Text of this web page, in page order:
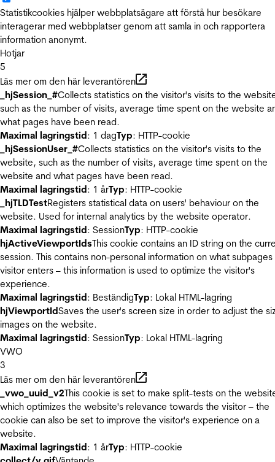
Statistikcookies hjälper webbplatsägare att förstå hur besökare
interagerar med webbplatser genom att samla in och rapportera
information anonymt.
Hotjar
5
Läs mer om den här leverantören
_hjSession_#Collects statistics on the visitor's visits to the
such as the number of visits, average time spent on the website
what pages have been read.
Maximal lagringstid: 1 dagTyp: HTTP-cookie
_hjSessionUser_#Collects statistics on the visitor's visits to the
website, such as the number of visits, average time spent on the
website and what pages have been read.
Maximal lagringstid: 1 årTyp: HTTP-cookie
_hjTLDTestRegisters statistical data on users' behaviour on the
website. Used for internal analytics by the website operator.
Maximal lagringstid: SessionTyp: HTTP-cookie
hjActiveViewportIdsThis cookie contains an ID string on the
session. This contains non-personal information on what
visitor enters – this information is used to optimize the visitor's
experience.
Maximal lagringstid: BeständigTyp: Lokal HTML-lagring
hjViewportIdSaves the user's screen size in order to adjust the
images on the website.
Maximal lagringstid: SessionTyp: Lokal HTML-lagring
VWO
3
Läs mer om den här leverantören
_vwo_uuid_v2This cookie is set to make split-tests on the
which optimizes the website's relevance towards the visitor – the
cookie can also be set to improve the visitor's experience on a
website.
Maximal lagringstid: 1 årTyp: HTTP-cookie